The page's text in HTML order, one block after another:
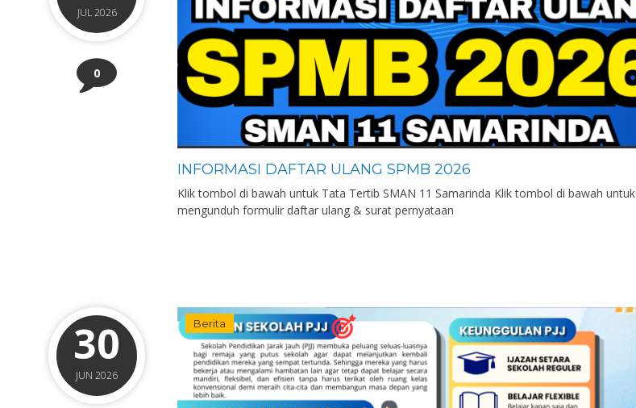
JUL 2026
0
INFORMASI DAFTAR ULANG SPMB 2026
Klik tombol di bawah untuk Tata Tertib SMAN 11 Samarinda Klik tombol di bawah untuk
mengunduh formulir daftar ulang & surat pernyataan
30
JUN 2026
Berita